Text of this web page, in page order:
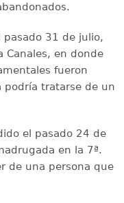
pasado 31 de julio,
Canales, en donde
fueron
podría tratarse de un
el pasado 24 de
en la 7ª.
de una persona que